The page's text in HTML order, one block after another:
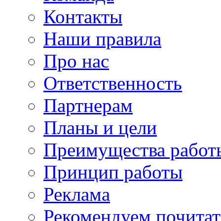
Контакты
Наши правила
Про нас
Ответственность
Партнерам
Планы и цели
Преимущества
Принцип работы
Реклама
Рекомендуем